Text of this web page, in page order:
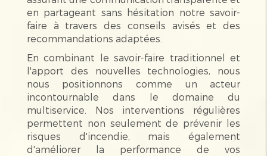
en partageant sans hésitation notre savoir-
faire à travers des conseils avisés et des
recommandations adaptées.
En combinant le savoir-faire traditionnel et
l'apport des nouvelles technologies, nous
nous positionnons comme un acteur
incontournable dans le domaine du
multiservice. Nos interventions régulières
permettent non seulement de prévenir les
risques d'incendie, mais également
d'améliorer la performance de vos